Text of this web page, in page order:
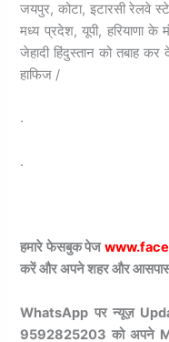
जयपुर, कोटा, इटारसी रेलवे
मध्य प्रदेश, यूपी, हरियाणा के
जेहादी हिंदुस्तान को तबाह
हाफिज /
.
.
हमारे फेसबुक पेज
करें और अपने शहर और
WhatsApp पर न्यूज़
9592825203 को अपने